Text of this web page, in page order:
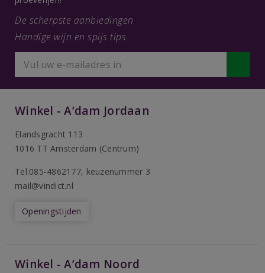
De scherpste aanbiedingen
Handige wijn en spijs tips
Winkel - A’dam Jordaan
Elandsgracht 113
1016 TT Amsterdam (Centrum)
Tel:085-4862177, keuzenummer 3
mail@vindict.nl
Openingstijden
Winkel - A’dam Noord